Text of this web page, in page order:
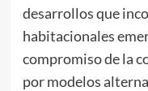
desarrollos que
habitacionales
compromiso de la
por modelos